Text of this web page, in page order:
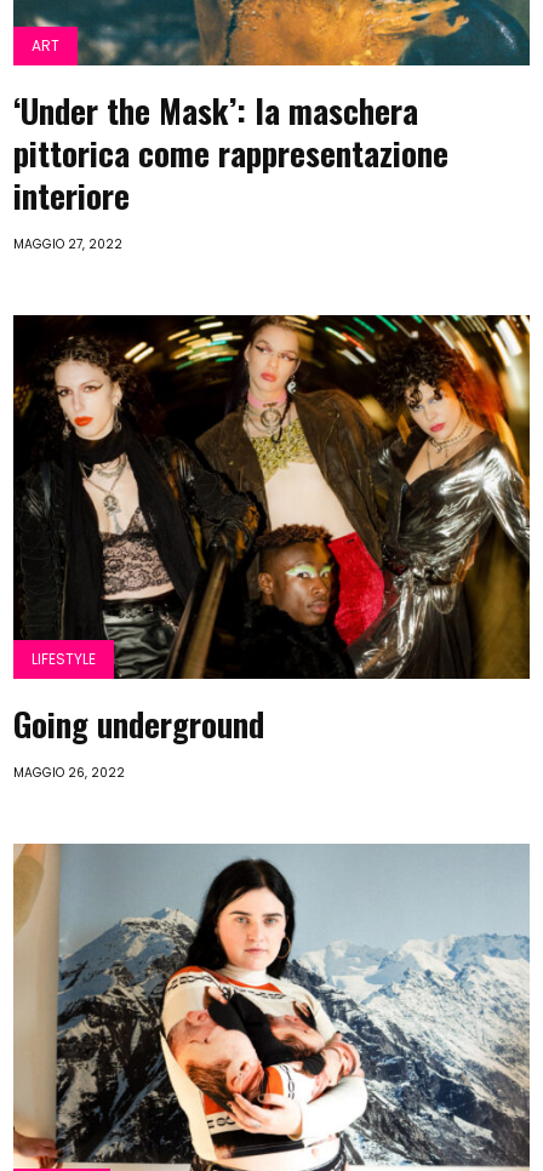
ART
‘Under the Mask’: la maschera
pittorica come rappresentazione
interiore
MAGGIO 27, 2022
LIFESTYLE
Going underground
MAGGIO 26, 2022